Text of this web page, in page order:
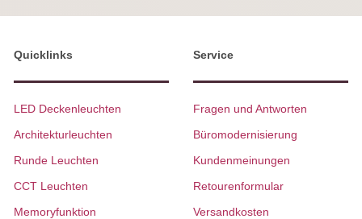
Quicklinks
LED Deckenleuchten
Architekturleuchten
Runde Leuchten
CCT Leuchten
Memoryfunktion
Service
Fragen und Antworten
Büromodernisierung
Kundenmeinungen
Retourenformular
Versandkosten